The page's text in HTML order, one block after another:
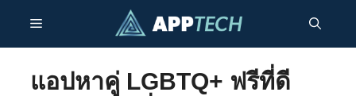
ยัง
เมนู
แอปหาคู่ LGBTQ+ ฟรีที่ดี